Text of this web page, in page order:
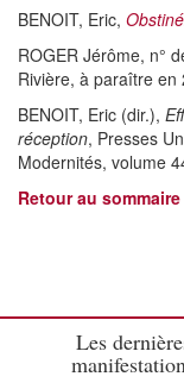
BENOIT, Eric,
ROGER Jérôme, n°
Rivière, à paraître en
BENOIT, Eric (dir.),
réception, Presses
Modernités, volume
Retour au sommaire
Les